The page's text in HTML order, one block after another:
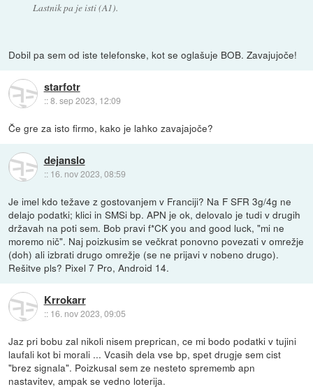
Lastnik pa je isti (A1).
Dobil pa sem od iste telefonske, kot se oglašuje BOB. Zavajujoče!
starfotr
::8. sep 2023, 12:09
Če gre za isto firmo, kako je lahko zavajajoče?
dejanslo
:: 16. nov 2023, 08:59
Je imel kdo težave z gostovanjem v Franciji? Na F SFR 3g/4g ne
delajo podatki; klici in SMSi bp. APN je ok, delovalo je tudi v drugih
državah na poti sem. Bob pravi f*CK you and good luck, "mi ne
moremo nič". Naj poizkusim se večkrat ponovno povezati v omrežje
(doh) ali izbrati drugo omrežje (se ne prijavi v nobeno drugo).
Rešitve pls? Pixel 7 Pro, Android 14.
Krrokarr
:: 16. nov 2023, 09:05
Jaz pri bobu zal nikoli nisem preprican, ce mi bodo podatki v tujini
laufali kot bi morali ... Vcasih dela vse bp, spet drugje sem cist
"brez signala". Poizkusal sem ze nesteto sprememb apn
nastavitev, ampak se vedno loterija.